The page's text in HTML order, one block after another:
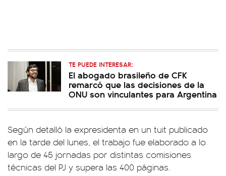
TE PUEDE INTERESAR:
El abogado brasileño de CFK
remarcó que las decisiones de la
ONU son vinculantes para Argentina
Según detalló la expresidenta en un tuit publicado
en la tarde del lunes, el trabajo fue elaborado a lo
largo de 45 jornadas por distintas comisiones
técnicas del PJ y supera las 400 páginas.